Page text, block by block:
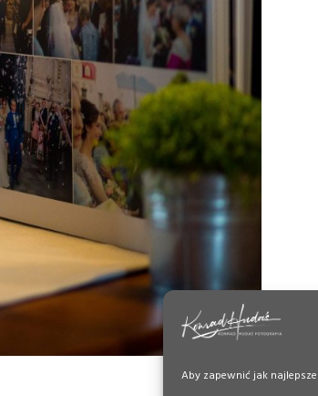
Aby zapewnić jak